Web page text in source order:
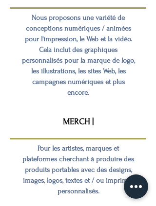
Nous proposons une variété de
conceptions numériques / animées
pour l'impression, le Web et la vidéo.
Cela inclut des graphiques
personnalisés pour la marque de logo,
les illustrations, les sites Web, les
campagnes numériques et plus
encore.
MERCH |
Pour les artistes, marques et
plateformes cherchant à produire des
produits portables avec des designs,
images, logos, textes et / ou imprimés
personnalisés.